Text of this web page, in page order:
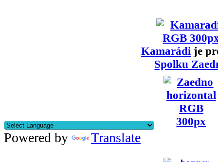
Kamarádi je
Spolku
Powered by Translate